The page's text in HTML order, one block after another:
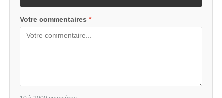
Votre commentaires*